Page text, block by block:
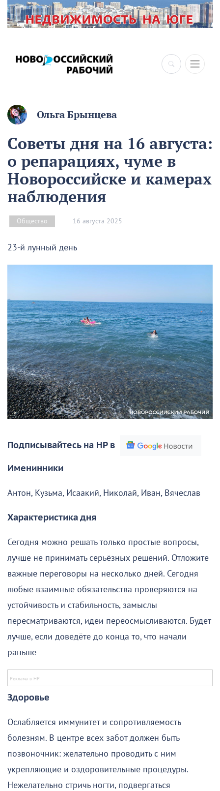
×
Ольга Брынцева
Советы дня на 16 августа:
о репарациях, чуме в
Новороссийске и камерах
наблюдения
Общество 16 августа 2025
23-й лунный день
Подписывайтесь на НР в
Именинники
Антон, Кузьма, Исаакий, Николай, Иван, Вячеслав
Характеристика дня
Сегодня можно решать только простые вопросы,
лучше не принимать серьёзных решений. Отложите
важные переговоры на несколько дней. Сегодня
любые взаимные обязательства проверяются на
устойчивость и стабильность, замыслы
пересматриваются, идеи переосмысливаются. Будет
лучше, если доведёте до конца то, что начали
раньше
Здоровье
Ослабляется иммунитет и сопротивляемость
болезням. В центре всех забот должен быть
позвоночник: желательно проводить с ним
укрепляющие и оздоровительные процедуры.
Нежелательно стричь ногти, подвергаться